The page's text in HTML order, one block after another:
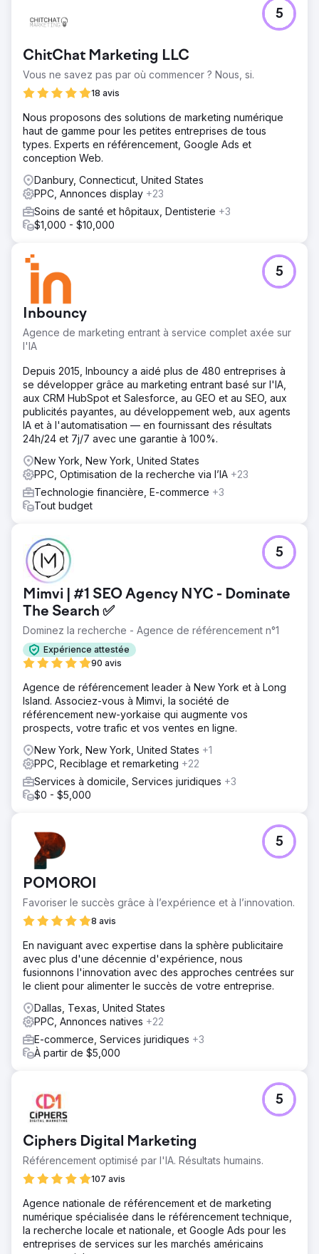
Ce client d’une salle d’exposition de rénovation de
cuisine avait un site Web obsolète et une mauvaise
Nous avons conçu et développé un magnifique nouveau
site WordPress avant de commencer la gestion du
Résultat
Le client a été choqué par l'efficacité de notre
programme, ainsi que par la haute qualité des projets de
quotidiennement. Le client a déclaré un chiffre d'affaires
multiplié par 4 dans les deux ans suivant le programme.
Vers la page de l'agence
ChitChat Marketing LLC
Vous ne savez pas par où commencer ? Nous, si.
18 avis
5
Nous proposons des solutions de marketing numérique
haut de gamme pour les petites entreprises de tous
types. Experts en référencement, Google Ads et
conception Web.
Danbury, Connecticut, United States
PPC, Annonces display +23
Soins de santé et hôpitaux, Dentisterie +3
$1,000 - $10,000
Inbouncy
Agence de marketing entrant à service complet axée sur
l'IA
5
Depuis 2015, Inbouncy a aidé plus de 480 entreprises à
se développer grâce au marketing entrant basé sur l'IA,
aux CRM HubSpot et Salesforce, au GEO et au SEO, aux
publicités payantes, au développement web, aux agents
IA et à l'automatisation — en fournissant des résultats
24h/24 et 7j/7 avec une garantie à 100%.
New York, New York, United States
PPC, Optimisation de la recherche via l’IA +23
Technologie financière, E-commerce +3
Tout budget
Mimvi | #1 SEO Agency NYC - Dominate
The Search ✅
Dominez la recherche - Agence de référencement n°1
Expérience attestée
90 avis
5
Agence de référencement leader à New York et à Long
Island. Associez-vous à Mimvi, la société de
référencement new-yorkaise qui augmente vos
prospects, votre trafic et vos ventes en ligne.
New York, New York, United States +1
PPC, Reciblage et remarketing +22
Services à domicile, Services juridiques +3
$0 - $5,000
POMOROI
Favoriser le succès grâce à l’expérience et à l’innovation.
8 avis
5
En naviguant avec expertise dans la sphère publicitaire
avec plus d'une décennie d'expérience, nous
fusionnons l'innovation avec des approches centrées sur
le client pour alimenter le succès de votre entreprise.
Dallas, Texas, United States
PPC, Annonces natives +22
E-commerce, Services juridiques +3
À partir de $5,000
Ciphers Digital Marketing
Référencement optimisé par l'IA. Résultats humains.
107 avis
5
Agence nationale de référencement et de marketing
numérique spécialisée dans le référencement technique,
la recherche locale et nationale, et Google Ads pour les
entreprises de services sur les marchés américains